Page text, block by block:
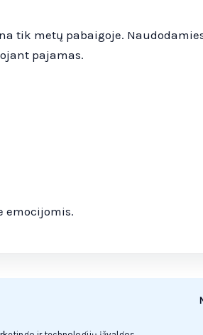
tik metų pabaigoje.
pajamas.
emocijomis.